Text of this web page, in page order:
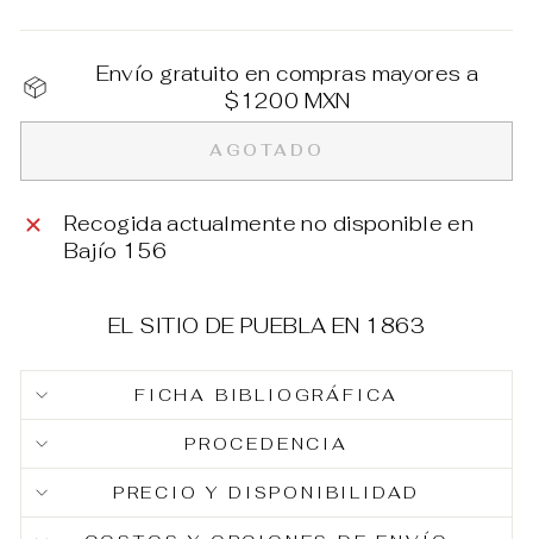
Envío gratuito en compras mayores a
$1200 MXN
AGOTADO
Recogida actualmente no disponible en
Bajío 156
EL SITIO DE PUEBLA EN 1863
FICHA BIBLIOGRÁFICA
PROCEDENCIA
PRECIO Y DISPONIBILIDAD